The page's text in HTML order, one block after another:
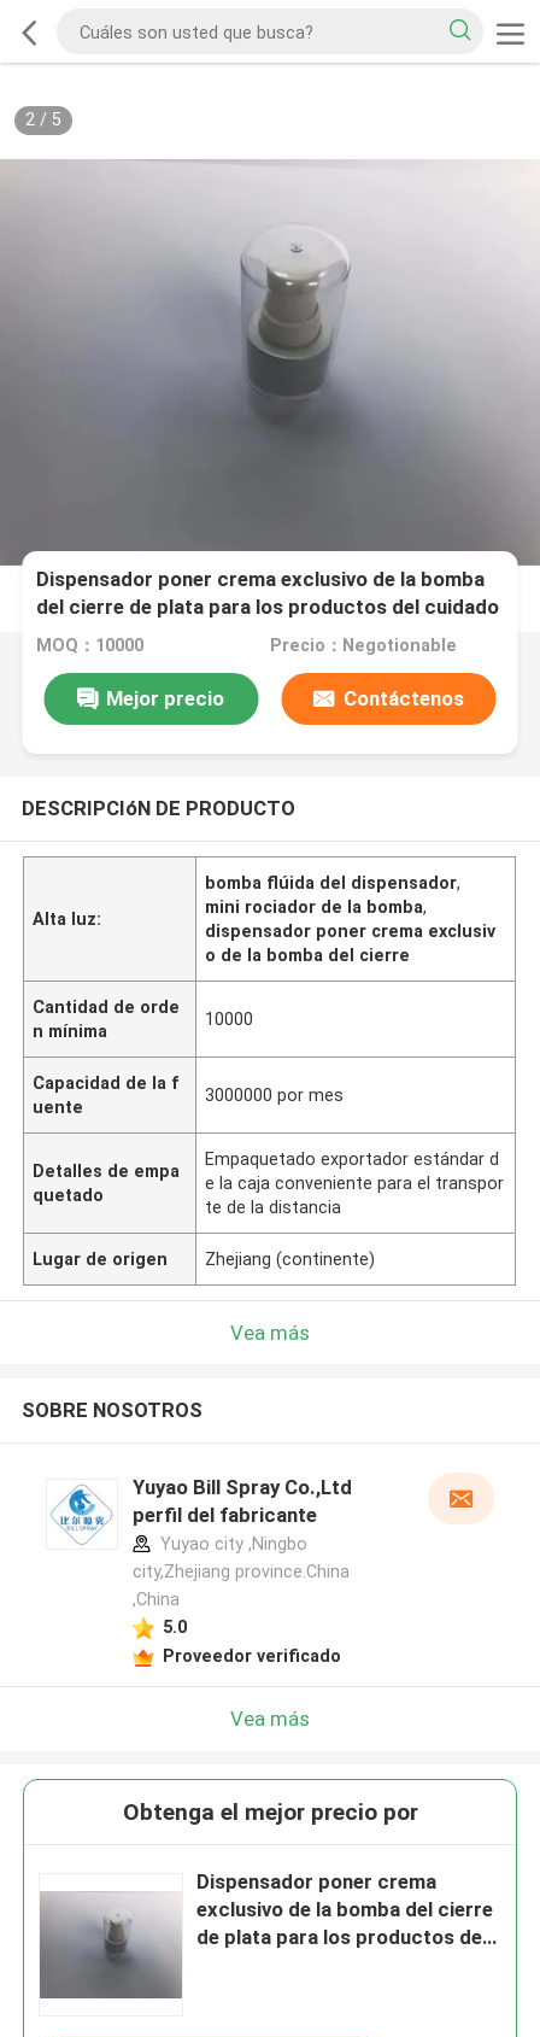
2/ 5
Dispensador poner crema exclusivo de la bomba
del cierre de plata para los productos del cuidado
personal
MOQ：10000 Precio：Negotionable
Mejor precio Contáctenos
DESCRIPCIóN DE PRODUCTO
Alta luz:
bomba flúida del dispensador,
mini rociador de la bomba,
dispensador poner crema exclusiv
o de la bomba del cierre
Cantidad de orde
n mínima
10000
Capacidad de la f
uente
3000000 por mes
Detalles de empa
quetado
Empaquetado exportador estándar d
e la caja conveniente para el transpor
te de la distancia
Lugar de origen Zhejiang (continente)
Vea más
SOBRE NOSOTROS
Yuyao Bill Spray Co.,Ltd
perfil del fabricante
Yuyao city ,Ningbo
city,Zhejiang province.China
,China
5.0
Proveedor verificado
Vea más
Obtenga el mejor precio por
Dispensador poner crema
exclusivo de la bomba del cierre
de plata para los productos del